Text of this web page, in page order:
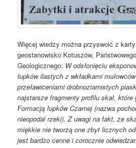
Więcej wiedzy można przyswoić z
geostanowisko Kotuszów,
Geologicznego: W odsłonięciu
łupków ilastych z wkładkami
przeławiceniami drobnoziarnistych
najstarsze fragmenty profilu skał, które
Formacją łupków Czarnej (nazwa
nieopodal rzeki). Z uwagi na fakt, ze
miękkie nie tworzą one zbyt licznych
jest bardzo cenne i corocznie